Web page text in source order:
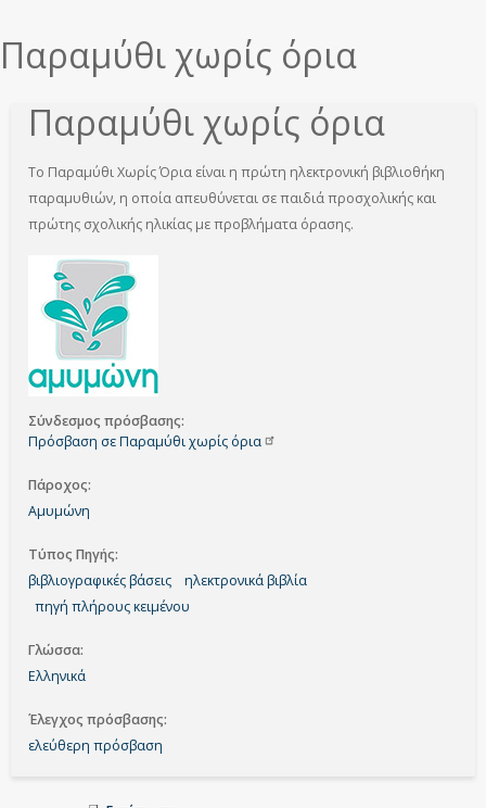
Παραμύθι χωρίς όρια
Παραμύθι χωρίς όρια
Το Παραμύθι Χωρίς Όρια είναι η πρώτη ηλεκτρονική βιβλιοθήκη
παραμυθιών, η οποία απευθύνεται σε παιδιά προσχολικής και
πρώτης σχολικής ηλικίας με προβλήματα όρασης.
Σύνδεσμος πρόσβασης
Πρόσβαση σε Παραμύθι χωρίς όρια
Πάροχος
Αμυμώνη
Τύπος Πηγής
βιβλιογραφικές βάσεις
ηλεκτρονικά βιβλία
πηγή πλήρους κειμένου
Γλώσσα
Ελληνικά
Έλεγχος πρόσβασης
ελεύθερη πρόσβαση